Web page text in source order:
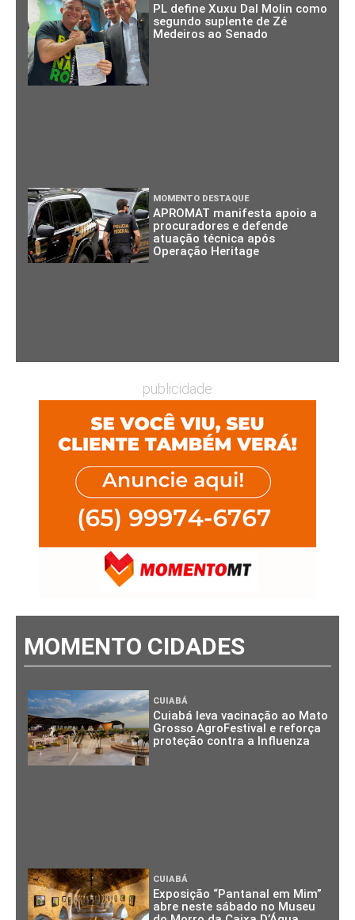
PL define Xuxu Dal Molin como
segundo suplente de Zé
Medeiros ao Senado
MOMENTO DESTAQUE
APROMAT manifesta apoio a
procuradores e defende
atuação técnica após
Operação Heritage
publicidade
MOMENTO CIDADES
CUIABÁ
Cuiabá leva vacinação ao Mato
Grosso AgroFestival e reforça
proteção contra a Influenza
CUIABÁ
Exposição “Pantanal em Mim”
abre neste sábado no Museu